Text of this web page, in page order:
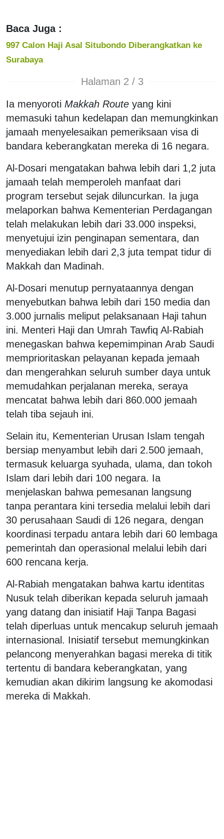
Baca Juga :
997 Calon Haji Asal Situbondo Diberangkatkan ke
Surabaya
Halaman 2 / 3
Ia menyoroti Makkah Route yang kini
memasuki tahun kedelapan dan memungkinkan
jamaah menyelesaikan pemeriksaan visa di
bandara keberangkatan mereka di 16 negara.
Al-Dosari mengatakan bahwa lebih dari 1,2 juta
jamaah telah memperoleh manfaat dari
program tersebut sejak diluncurkan. Ia juga
melaporkan bahwa Kementerian Perdagangan
telah melakukan lebih dari 33.000 inspeksi,
menyetujui izin penginapan sementara, dan
menyediakan lebih dari 2,3 juta tempat tidur di
Makkah dan Madinah.
Al-Dosari menutup pernyataannya dengan
menyebutkan bahwa lebih dari 150 media dan
3.000 jurnalis meliput pelaksanaan Haji tahun
ini. Menteri Haji dan Umrah Tawfiq Al-Rabiah
menegaskan bahwa kepemimpinan Arab Saudi
memprioritaskan pelayanan kepada jemaah
dan mengerahkan seluruh sumber daya untuk
memudahkan perjalanan mereka, seraya
mencatat bahwa lebih dari 860.000 jemaah
telah tiba sejauh ini.
Selain itu, Kementerian Urusan Islam tengah
bersiap menyambut lebih dari 2.500 jemaah,
termasuk keluarga syuhada, ulama, dan tokoh
Islam dari lebih dari 100 negara. Ia
menjelaskan bahwa pemesanan langsung
tanpa perantara kini tersedia melalui lebih dari
30 perusahaan Saudi di 126 negara, dengan
koordinasi terpadu antara lebih dari 60 lembaga
pemerintah dan operasional melalui lebih dari
600 rencana kerja.
Al-Rabiah mengatakan bahwa kartu identitas
Nusuk telah diberikan kepada seluruh jamaah
yang datang dan inisiatif Haji Tanpa Bagasi
telah diperluas untuk mencakup seluruh jemaah
internasional. Inisiatif tersebut memungkinkan
pelancong menyerahkan bagasi mereka di titik
tertentu di bandara keberangkatan, yang
kemudian akan dikirim langsung ke akomodasi
mereka di Makkah.